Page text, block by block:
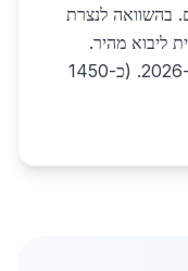
בהשוואה לנצרת
ליבוא מהיר.
סיכום: אזור צפון מנצח בכל פרמטר ב-2026. (כ-1450